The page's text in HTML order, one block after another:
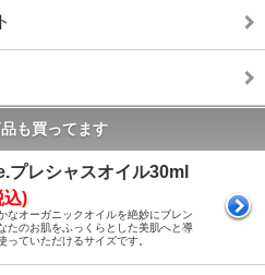
も買ってます
プレシャスオイル30ml
込)
なオーガニックオイルを絶妙にブレン
たのお肌をふっくらとした美肌へと導
っていただけるサイズです。